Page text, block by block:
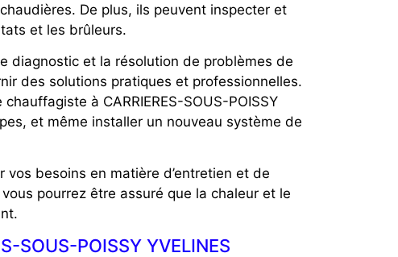
De plus, ils peuvent inspecter et
et les brûleurs.
diagnostic et la résolution de problèmes de
des solutions pratiques et professionnelles.
à CARRIERES-SOUS-POISSY
et même installer un nouveau système de
vos besoins en matière d’entretien et de
pourrez être assuré que la chaleur et le
SOUS-POISSY YVELINES